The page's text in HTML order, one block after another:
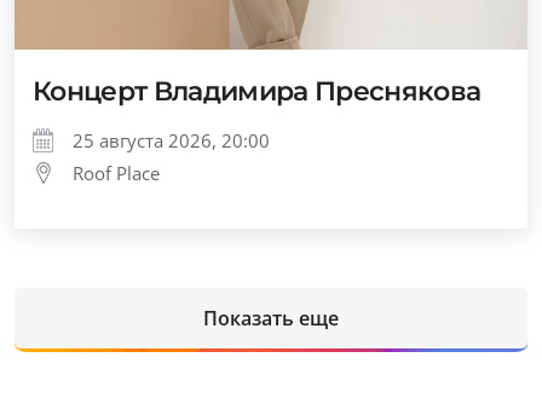
Концерт Владимира Преснякова
25 августа 2026, 20:00
Roof Place
Показать еще